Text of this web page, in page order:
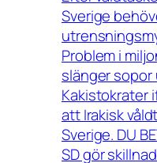
Sverige
Problem i
slänger
Kakistokrater
att Irakisk
Sverige. DU
SD gör